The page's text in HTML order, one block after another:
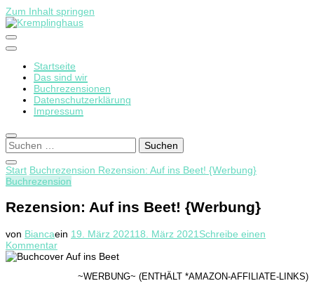
Zum Inhalt springen
Kremplinghaus
Startseite
Das sind wir
Buchrezensionen
Datenschutzerklärung
Impressum
Suchen
nach:
Start Buchrezension Rezension: Auf ins Beet! {Werbung}
Buchrezension
Rezension: Auf ins Beet! {Werbung}
von Biancaein 19. März 202118. März 2021 Schreibe einen
Kommentarzu
Rezension:
~WERBUNG~ (ENTHÄLT *AMAZON-AFFILIATE-LINKS)